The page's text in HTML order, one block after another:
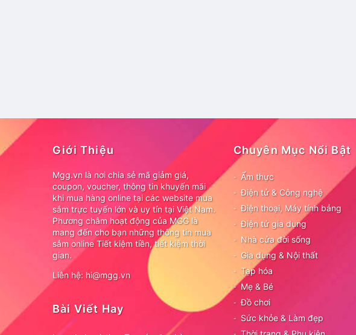
Giới Thiệu
Mgg.vn là nơi chia sẻ mã giảm giá,
coupon, voucher, thông tin khuyến mãi
khi mua hàng online tại các website mua
sắm trực tuyến lớn và uy tín tại Việt Nam.
Phương châm hoạt động của MGG là
mang đến cho bạn những thông tin mua
sắm online Tiết kiệm tiền, tiết kiệm thời
gian.
Liên hệ: hi@mgg.vn
Bài Viết Hay
Chuyên Mục Nổi Bật
Ẩm thực
Điện tử & Công nghệ
Điện thoại, Máy tính bảng
Điện tử gia dụng
Nhà cửa đời sống
Gia dụng & Nội thất
Tạp hóa
Mẹ & Bé
Đồ chơi
Sức khỏe & Làm đẹp